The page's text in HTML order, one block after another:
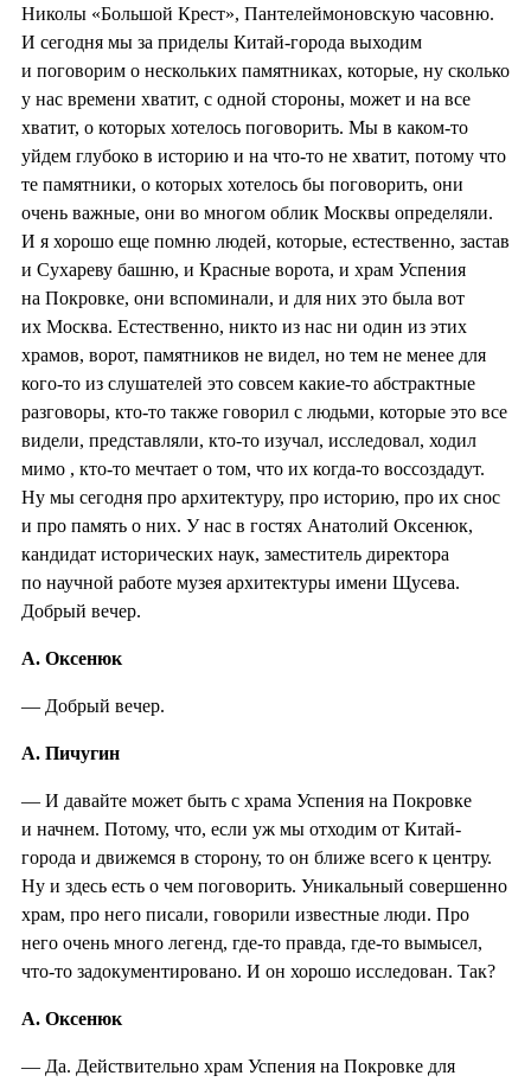
Николы «Большой Крест», Пантелеймоновскую часовню.
И сегодня мы за приделы Китай-города выходим
и поговорим о нескольких памятниках, которые, ну сколько
у нас времени хватит, с одной стороны, может и на все
хватит, о которых хотелось поговорить. Мы в каком-то
уйдем глубоко в историю и на что-то не хватит, потому что
те памятники, о которых хотелось бы поговорить, они
очень важные, они во многом облик Москвы определяли.
И я хорошо еще помню людей, которые, естественно, застав
и Сухареву башню, и Красные ворота, и храм Успения
на Покровке, они вспоминали, и для них это была вот
их Москва. Естественно, никто из нас ни один из этих
храмов, ворот, памятников не видел, но тем не менее для
кого-то из слушателей это совсем какие-то абстрактные
разговоры, кто-то также говорил с людьми, которые это все
видели, представляли, кто-то изучал, исследовал, ходил
мимо , кто-то мечтает о том, что их когда-то воссоздадут.
Ну мы сегодня про архитектуру, про историю, про их снос
и про память о них. У нас в гостях Анатолий Оксенюк,
кандидат исторических наук, заместитель директора
по научной работе музея архитектуры имени Щусева.
Добрый вечер.
А. Оксенюк
— Добрый вечер.
А. Пичугин
— И давайте может быть с храма Успения на Покровке
и начнем. Потому, что, если уж мы отходим от Китай-
города и движемся в сторону, то он ближе всего к центру.
Ну и здесь есть о чем поговорить. Уникальный совершенно
храм, про него писали, говорили известные люди. Про
него очень много легенд, где-то правда, где-то вымысел,
что-то задокументировано. И он хорошо исследован. Так?
А. Оксенюк
— Да. Действительно храм Успения на Покровке для